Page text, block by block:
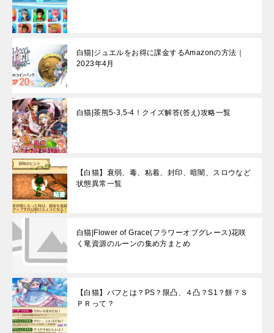
白猫|ジュエルをお得に課金するAmazonの方法｜
2023年4月
白猫|茶熊5-3,5-4！クイズ解答(答え)攻略一覧
【白猫】衰弱、毒、粘着、封印、暗闇、スロウなど
状態異常一覧
白猫|Flower of Grace(フラワーオブグレース)花咲
く竜資源のルーンの集め方まとめ
【白猫】バフとは？PS？限凸、４凸？S1？餅？Ｓ
ＰＲって？